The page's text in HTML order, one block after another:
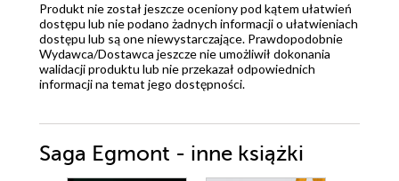
Produkt nie został jeszcze oceniony pod kątem ułatwień
dostępu lub nie podano żadnych informacji o ułatwieniach
dostępu lub są one niewystarczające. Prawdopodobnie
Wydawca/Dostawca jeszcze nie umożliwił dokonania
walidacji produktu lub nie przekazał odpowiednich
informacji na temat jego dostępności.
Saga Egmont - inne książki